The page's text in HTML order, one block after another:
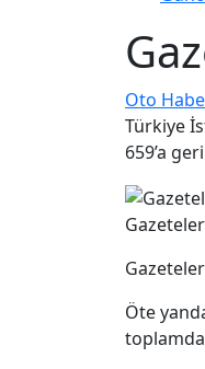
Oto
Türkiye
659’a
Öte